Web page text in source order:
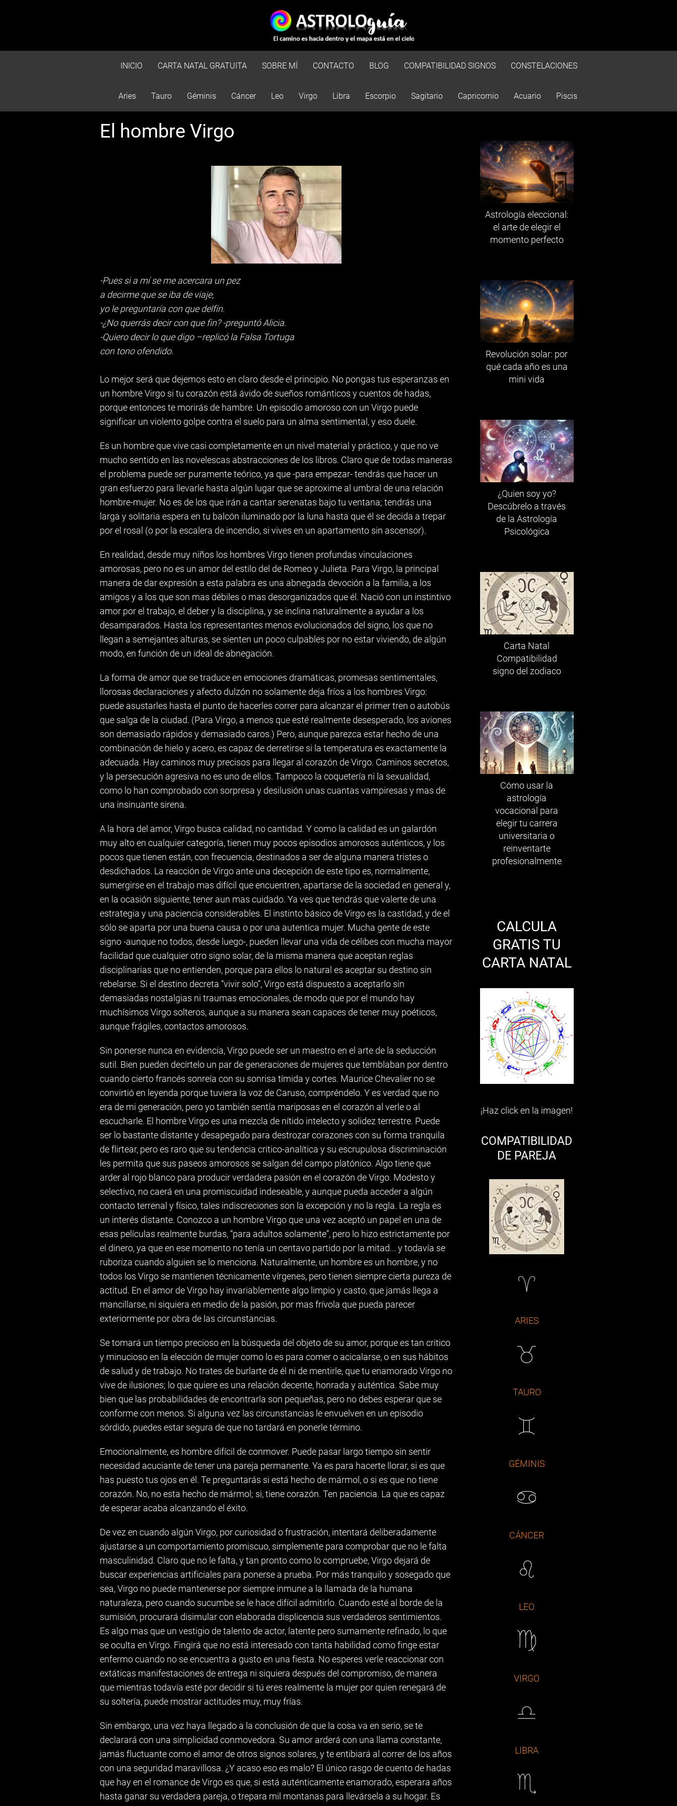
INICIO CARTA NATAL GRATUITA SOBRE MÍ CONTACTO BLOG COMPATIBILIDAD SIGNOS CONSTELACIONES
Aries Tauro Géminis Cáncer Leo Virgo Libra Escorpio Sagitario Capricornio Acuario Piscis
El hombre Virgo
-Pues si a mí se me acercara un pez
a decirme que se iba de viaje,
yo le preguntaría con que delfín.
-¿No querrás decir con que fin? -preguntó Alicia.
-Quiero decir lo que digo –replicó la Falsa Tortuga
con tono ofendido.
Lo mejor será que dejemos esto en claro desde el principio. No pongas tus esperanzas en
un hombre Virgo si tu corazón está ávido de sueños románticos y cuentos de hadas,
porque entonces te morirás de hambre. Un episodio amoroso con un Virgo puede
significar un violento golpe contra el suelo para un alma sentimental, y eso duele.
Es un hombre que vive casi completamente en un nivel material y práctico, y que no ve
mucho sentido en las novelescas abstracciones de los libros. Claro que de todas maneras
el problema puede ser puramente teórico, ya que -para empezar- tendrás que hacer un
gran esfuerzo para llevarle hasta algún lugar que se aproxime al umbral de una relación
hombre-mujer. No es de los que irán a cantar serenatas bajo tu ventana; tendrás una
larga y solitaria espera en tu balcón iluminado por la luna hasta que él se decida a trepar
por el rosal (o por la escalera de incendio, si vives en un apartamento sin ascensor).
En realidad, desde muy niños los hombres Virgo tienen profundas vinculaciones
amorosas, pero no es un amor del estilo del de Romeo y Julieta. Para Virgo, la principal
manera de dar expresión a esta palabra es una abnegada devoción a la familia, a los
amigos y a los que son mas débiles o mas desorganizados que él. Nació con un instintivo
amor por el trabajo, el deber y la disciplina, y se inclina naturalmente a ayudar a los
desamparados. Hasta los representantes menos evolucionados del signo, los que no
llegan a semejantes alturas, se sienten un poco culpables por no estar viviendo, de algún
modo, en función de un ideal de abnegación.
La forma de amor que se traduce en emociones dramáticas, promesas sentimentales,
llorosas declaraciones y afecto dulzón no solamente deja fríos a los hombres Virgo:
puede asustarles hasta el punto de hacerles correr para alcanzar el primer tren o autobús
que salga de la ciudad. (Para Virgo, a menos que esté realmente desesperado, los aviones
son demasiado rápidos y demasiado caros.) Pero, aunque parezca estar hecho de una
combinación de hielo y acero, es capaz de derretirse si la temperatura es exactamente la
adecuada. Hay caminos muy precisos para llegar al corazón de Virgo. Caminos secretos,
y la persecución agresiva no es uno de ellos. Tampoco la coquetería ni la sexualidad,
como lo han comprobado con sorpresa y desilusión unas cuantas vampiresas y mas de
una insinuante sirena.
A la hora del amor, Virgo busca calidad, no cantidad. Y como la calidad es un galardón
muy alto en cualquier categoría, tienen muy pocos episodios amorosos auténticos, y los
pocos que tienen están, con frecuencia, destinados a ser de alguna manera tristes o
desdichados. La reacción de Virgo ante una decepción de este tipo es, normalmente,
sumergirse en el trabajo mas difícil que encuentren, apartarse de la sociedad en general y,
en la ocasión siguiente, tener aun mas cuidado. Ya ves que tendrás que valerte de una
estrategia y una paciencia considerables. El instinto básico de Virgo es la castidad, y de el
sólo se aparta por una buena causa o por una autentica mujer. Mucha gente de este
signo -aunque no todos, desde luego-, pueden llevar una vida de célibes con mucha mayor
facilidad que cualquier otro signo solar, de la misma manera que aceptan reglas
disciplinarias que no entienden, porque para ellos lo natural es aceptar su destino sin
rebelarse. Si el destino decreta “vivir solo”, Virgo está dispuesto a aceptarlo sin
demasiadas nostalgias ni traumas emocionales, de modo que por el mundo hay
muchísimos Virgo solteros, aunque a su manera sean capaces de tener muy poéticos,
aunque frágiles, contactos amorosos.
Sin ponerse nunca en evidencia, Virgo puede ser un maestro en el arte de la seducción
sutil. Bien pueden decírtelo un par de generaciones de mujeres que temblaban por dentro
cuando cierto francés sonreía con su sonrisa tímida y cortes. Maurice Chevalier no se
convirtió en leyenda porque tuviera la voz de Caruso, compréndelo. Y es verdad que no
era de mi generación, pero yo también sentía mariposas en el corazón al verle o al
escucharle. El hombre Virgo es una mezcla de nítido intelecto y solidez terrestre. Puede
ser lo bastante distante y desapegado para destrozar corazones con su forma tranquila
de flirtear, pero es raro que su tendencia critico-analítica y su escrupulosa discriminación
les permita que sus paseos amorosos se salgan del campo platónico. Algo tiene que
arder al rojo blanco para producir verdadera pasión en el corazón de Virgo. Modesto y
selectivo, no caerá en una promiscuidad indeseable, y aunque pueda acceder a algún
contacto terrenal y físico, tales indiscreciones son la excepción y no la regla. La regla es
un interés distante. Conozco a un hombre Virgo que una vez aceptó un papel en una de
esas películas realmente burdas, “para adultos solamente”, pero lo hizo estrictamente por
el dinero, ya que en ese momento no tenía un centavo partido por la mitad... y todavía se
ruboriza cuando alguien se lo menciona. Naturalmente, un hombre es un hombre, y no
todos los Virgo se mantienen técnicamente vírgenes, pero tienen siempre cierta pureza de
actitud. En el amor de Virgo hay invariablemente algo limpio y casto, que jamás llega a
mancillarse, ni siquiera en medio de la pasión, por mas frívola que pueda parecer
exteriormente por obra de las circunstancias.
Se tomará un tiempo precioso en la búsqueda del objeto de su amor, porque es tan critico
y minucioso en la elección de mujer como lo es para comer o acicalarse, o en sus hábitos
de salud y de trabajo. No trates de burlarte de él ni de mentirle, que tu enamorado Virgo no
vive de ilusiones; lo que quiere es una relación decente, honrada y auténtica. Sabe muy
bien que las probabilidades de encontrarla son pequeñas, pero no debes esperar que se
conforme con menos. Si alguna vez las circunstancias le envuelven en un episodio
sórdido, puedes estar segura de que no tardará en ponerle término.
Emocionalmente, es hombre difícil de conmover. Puede pasar largo tiempo sin sentir
necesidad acuciante de tener una pareja permanente. Ya es para hacerte llorar, si es que
has puesto tus ojos en él. Te preguntarás si está hecho de mármol, o si es que no tiene
corazón. No, no esta hecho de mármol; si, tiene corazón. Ten paciencia. La que es capaz
de esperar acaba alcanzando el éxito.
De vez en cuando algún Virgo, por curiosidad o frustración, intentará deliberadamente
ajustarse a un comportamiento promiscuo, simplemente para comprobar que no le falta
masculinidad. Claro que no le falta, y tan pronto como lo compruebe, Virgo dejará de
buscar experiencias artificiales para ponerse a prueba. Por más tranquilo y sosegado que
sea, Virgo no puede mantenerse por siempre inmune a la llamada de la humana
naturaleza, pero cuando sucumbe se le hace difícil admitirlo. Cuando esté al borde de la
sumisión, procurará disimular con elaborada displicencia sus verdaderos sentimientos.
Es algo mas que un vestigio de talento de actor, latente pero sumamente refinado, lo que
se oculta en Virgo. Fingirá que no está interesado con tanta habilidad como finge estar
enfermo cuando no se encuentra a gusto en una fiesta. No esperes verle reaccionar con
extáticas manifestaciones de entrega ni siquiera después del compromiso, de manera
que mientras todavía esté por decidir si tú eres realmente la mujer por quien renegará de
su soltería, puede mostrar actitudes muy, muy frías.
Sin embargo, una vez haya llegado a la conclusión de que la cosa va en serio, se te
declarará con una simplicidad conmovedora. Su amor arderá con una llama constante,
jamás fluctuante como el amor de otros signos solares, y te entibiará al correr de los años
con una seguridad maravillosa. ¿Y acaso eso es malo? El único rasgo de cuento de hadas
que hay en el romance de Virgo es que, si está auténticamente enamorado, esperara años
hasta ganar su verdadera pareja, o trepara mil montanas para llevársela a su hogar. Es
Astrología eleccional:
el arte de elegir el
momento perfecto
Revolución solar: por
qué cada año es una
mini vida
¿Quien soy yo?
Descúbrelo a través
de la Astrología
Psicológica
Carta Natal
Compatibilidad
signo del zodiaco
Cómo usar la
astrología
vocacional para
elegir tu carrera
universitaria o
reinventarte
profesionalmente
CALCULA
GRATIS TU
CARTA NATAL
¡Haz click en la imagen!
COMPATIBILIDAD
DE PAREJA
ARIES
TAURO
GÉMINIS
CÁNCER
LEO
VIRGO
LIBRA